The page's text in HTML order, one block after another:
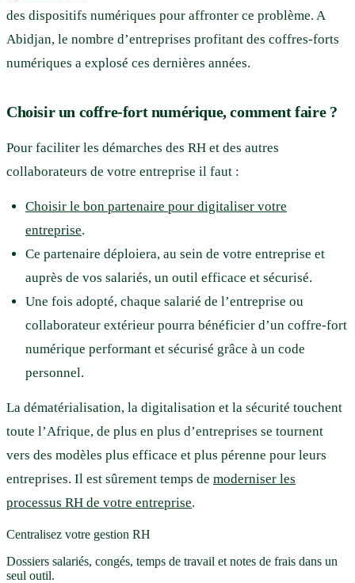
des dispositifs numériques pour affronter ce problème. A
Abidjan, le nombre d’entreprises profitant des coffres-forts
numériques a explosé ces dernières années.
Choisir un coffre-fort numérique, comment faire ?
Pour faciliter les démarches des RH et des autres
collaborateurs de votre entreprise il faut :
Choisir le bon partenaire pour digitaliser votre
entreprise.
Ce partenaire déploiera, au sein de votre entreprise et
auprès de vos salariés, un outil efficace et sécurisé.
Une fois adopté, chaque salarié de l’entreprise ou
collaborateur extérieur pourra bénéficier d’un coffre-fort
numérique performant et sécurisé grâce à un code
personnel.
La dématérialisation, la digitalisation et la sécurité touchent
toute l’Afrique, de plus en plus d’entreprises se tournent
vers des modèles plus efficace et plus pérenne pour leurs
entreprises. Il est sûrement temps de moderniser les
processus RH de votre entreprise.
Centralisez votre gestion RH
Dossiers salariés, congés, temps de travail et notes de frais dans un
seul outil.